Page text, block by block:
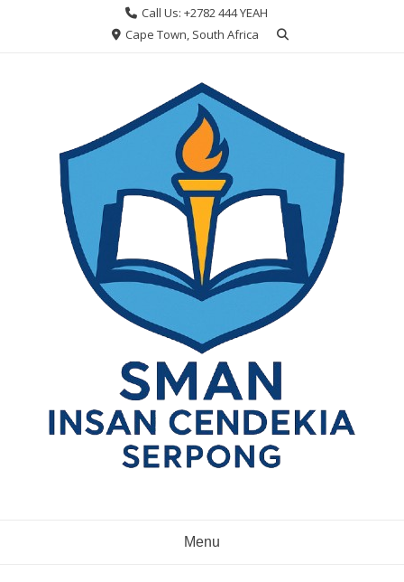
Call Us: +2782 444 YEAH
Cape Town, South Africa
Menu